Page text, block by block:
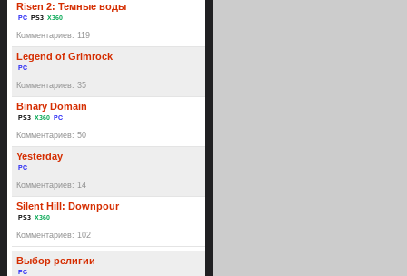
Risen 2: Темные воды
PC PS3 X360
Комментариев: 119
Legend of Grimrock
PC
Комментариев: 35
Binary Domain
PS3 X360 PC
Комментариев: 50
Yesterday
PC
Комментариев: 14
Silent Hill: Downpour
PS3 X360
Комментариев: 102
Выбор религии
PC